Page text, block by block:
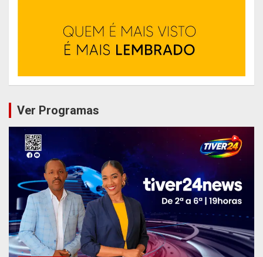
Ver Programas